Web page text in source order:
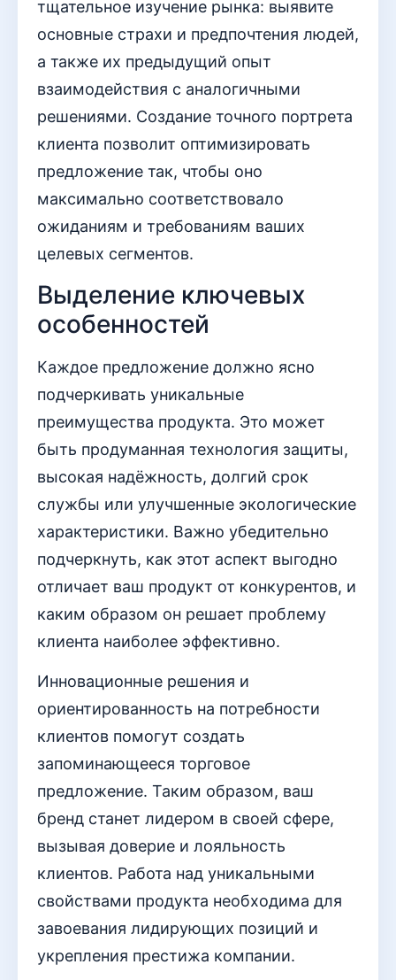
тщательное изучение рынка: выявите
основные страхи и предпочтения людей,
а также их предыдущий опыт
взаимодействия с аналогичными
решениями. Создание точного портрета
клиента позволит оптимизировать
предложение так, чтобы оно
максимально соответствовало
ожиданиям и требованиям ваших
целевых сегментов.
Выделение ключевых
особенностей
Каждое предложение должно ясно
подчеркивать уникальные
преимущества продукта. Это может
быть продуманная технология защиты,
высокая надёжность, долгий срок
службы или улучшенные экологические
характеристики. Важно убедительно
подчеркнуть, как этот аспект выгодно
отличает ваш продукт от конкурентов, и
каким образом он решает проблему
клиента наиболее эффективно.
Инновационные решения и
ориентированность на потребности
клиентов помогут создать
запоминающееся торговое
предложение. Таким образом, ваш
бренд станет лидером в своей сфере,
вызывая доверие и лояльность
клиентов. Работа над уникальными
свойствами продукта необходима для
завоевания лидирующих позиций и
укрепления престижа компании.